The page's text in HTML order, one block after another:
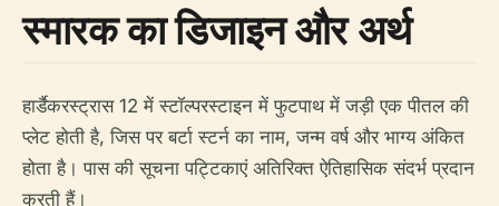
स्मारक का डिजाइन और अर्थ
हार्डैकरस्ट्रास 12 में स्टॉल्परस्टाइन में फुटपाथ में जड़ी एक पीतल की
प्लेट होती है, जिस पर बर्टा स्टर्न का नाम, जन्म वर्ष और भाग्य अंकित
होता है। पास की सूचना पट्टिकाएं अतिरिक्त ऐतिहासिक संदर्भ प्रदान
करती हैं।